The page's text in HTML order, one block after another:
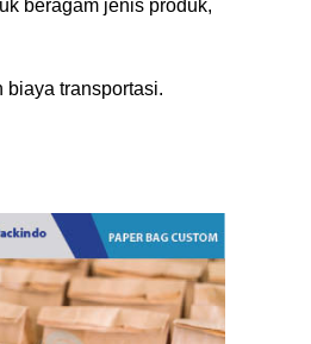
beragam jenis produk,
biaya transportasi.